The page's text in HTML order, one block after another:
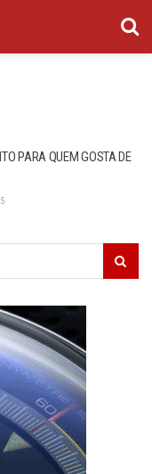
PARA QUEM GOSTA DE